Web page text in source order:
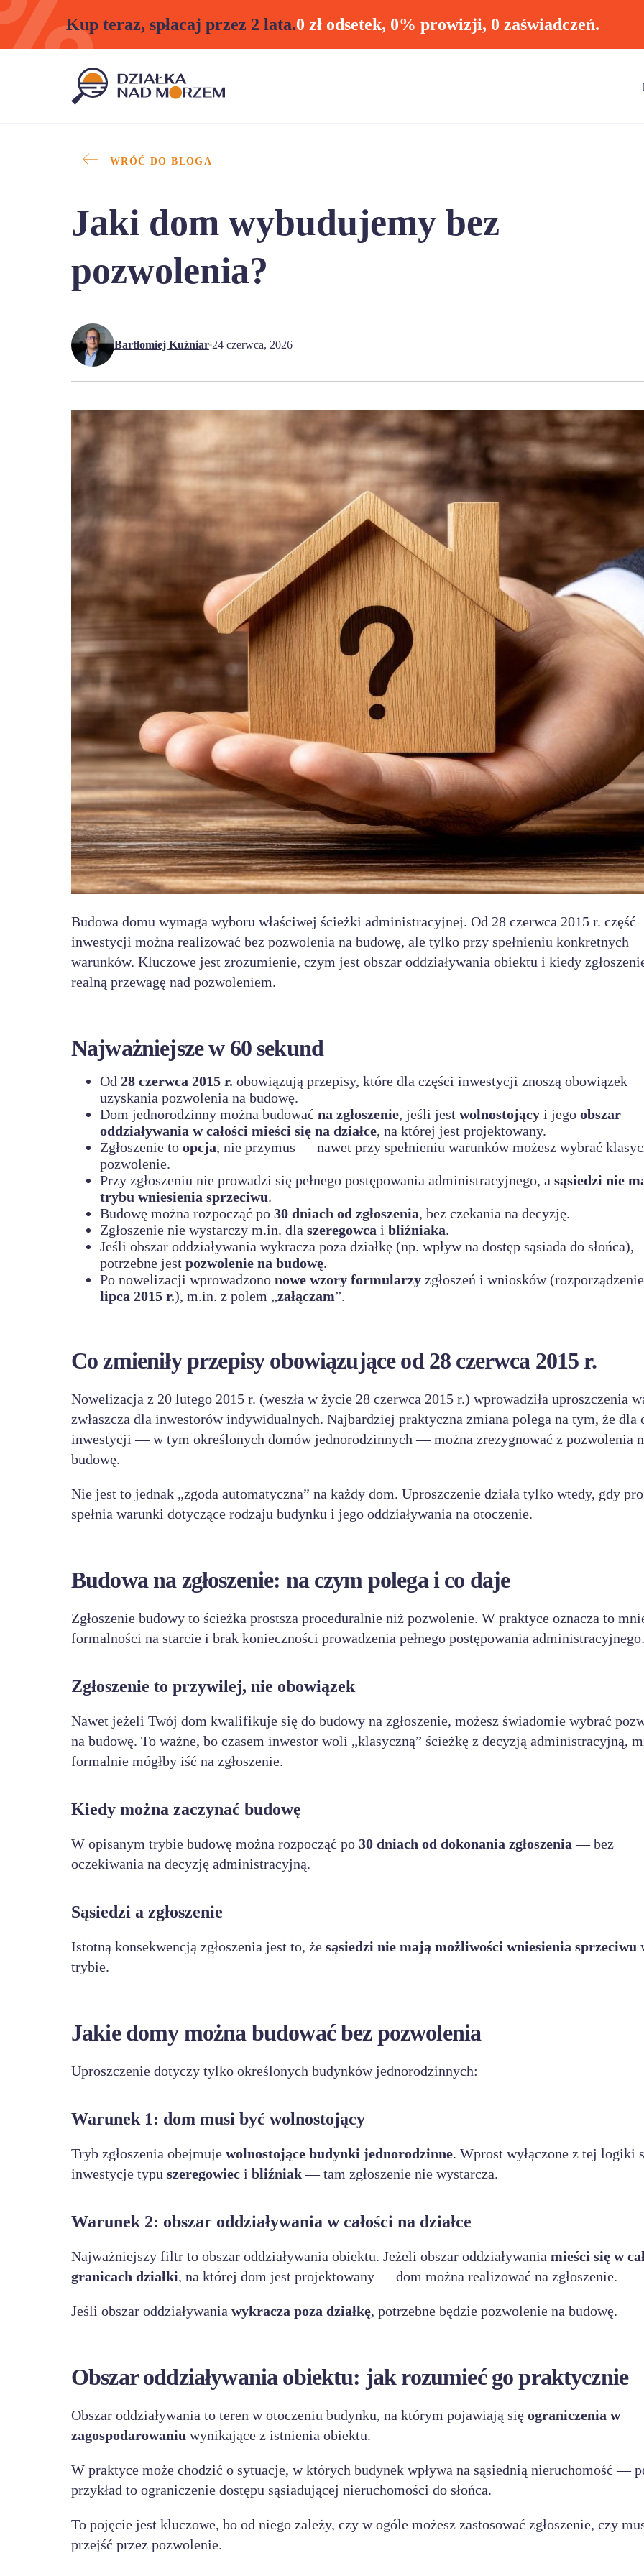
Kup teraz, spłacaj przez 2 lata.0 zł odsetek, 0% prowizji, 0 zaświadczeń.
WRÓĆ DO BLOGA
Jaki dom wybudujemy bez
pozwolenia?
Bartłomiej Kuźniar 24 czerwca, 2026
Budowa domu wymaga wyboru właściwej ścieżki administracyjnej. Od 28 czerwca 2015 r. część
inwestycji można realizować bez pozwolenia na budowę, ale tylko przy spełnieniu konkretnych
warunków. Kluczowe jest zrozumienie, czym jest obszar oddziaływania obiektu i kiedy
realną przewagę nad pozwoleniem.
Najważniejsze w 60 sekund
Od 28 czerwca 2015 r. obowiązują przepisy, które dla części inwestycji znoszą obowiązek
uzyskania pozwolenia na budowę.
Dom jednorodzinny można budować na zgłoszenie, jeśli jest wolnostojący i jego obszar
oddziaływania w całości mieści się na działce, na której jest projektowany.
Zgłoszenie to opcja, nie przymus — nawet przy spełnieniu warunków możesz wybrać
pozwolenie.
Przy zgłoszeniu nie prowadzi się pełnego postępowania administracyjnego, a sąsiedzi nie
trybu wniesienia sprzeciwu.
Budowę można rozpocząć po 30 dniach od zgłoszenia, bez czekania na decyzję.
Zgłoszenie nie wystarczy m.in. dla szeregowca i bliźniaka.
Jeśli obszar oddziaływania wykracza poza działkę (np. wpływ na dostęp sąsiada do słońca),
potrzebne jest pozwolenie na budowę.
Po nowelizacji wprowadzono nowe wzory formularzy zgłoszeń i wniosków
lipca 2015 r.), m.in. z polem „załączam”.
Co zmieniły przepisy obowiązujące od 28 czerwca 2015 r.
Nowelizacja z 20 lutego 2015 r. (weszła w życie 28 czerwca 2015 r.) wprowadziła uproszczenia
zwłaszcza dla inwestorów indywidualnych. Najbardziej praktyczna zmiana polega na tym, że dla
inwestycji — w tym określonych domów jednorodzinnych — można zrezygnować z pozwolenia
budowę.
Nie jest to jednak „zgoda automatyczna” na każdy dom. Uproszczenie działa tylko wtedy, gdy
spełnia warunki dotyczące rodzaju budynku i jego oddziaływania na otoczenie.
Budowa na zgłoszenie: na czym polega i co daje
Zgłoszenie budowy to ścieżka prostsza proceduralnie niż pozwolenie. W praktyce oznacza to
formalności na starcie i brak konieczności prowadzenia pełnego postępowania administracyjnego.
Zgłoszenie to przywilej, nie obowiązek
Nawet jeżeli Twój dom kwalifikuje się do budowy na zgłoszenie, możesz świadomie wybrać
na budowę. To ważne, bo czasem inwestor woli „klasyczną” ścieżkę z decyzją administracyjną,
formalnie mógłby iść na zgłoszenie.
Kiedy można zaczynać budowę
W opisanym trybie budowę można rozpocząć po 30 dniach od dokonania zgłoszenia — bez
oczekiwania na decyzję administracyjną.
Sąsiedzi a zgłoszenie
Istotną konsekwencją zgłoszenia jest to, że sąsiedzi nie mają możliwości wniesienia sprzeciwu
trybie.
Jakie domy można budować bez pozwolenia
Uproszczenie dotyczy tylko określonych budynków jednorodzinnych:
Warunek 1: dom musi być wolnostojący
Tryb zgłoszenia obejmuje wolnostojące budynki jednorodzinne. Wprost wyłączone z tej logiki
inwestycje typu szeregowiec i bliźniak— tam zgłoszenie nie wystarcza.
Warunek 2: obszar oddziaływania w całości na działce
Najważniejszy filtr to obszar oddziaływania obiektu. Jeżeli obszar oddziaływania mieści się w
granicach działki, na której dom jest projektowany — dom można realizować na zgłoszenie.
Jeśli obszar oddziaływania wykracza poza działkę, potrzebne będzie pozwolenie na budowę.
Obszar oddziaływania obiektu: jak rozumieć go praktycznie
Obszar oddziaływania to teren w otoczeniu budynku, na którym pojawiają się ograniczenia w
zagospodarowaniu wynikające z istnienia obiektu.
W praktyce może chodzić o sytuacje, w których budynek wpływa na sąsiednią nieruchomość —
przykład to ograniczenie dostępu sąsiadującej nieruchomości do słońca.
To pojęcie jest kluczowe, bo od niego zależy, czy w ogóle możesz zastosować zgłoszenie, czy
przejść przez pozwolenie.